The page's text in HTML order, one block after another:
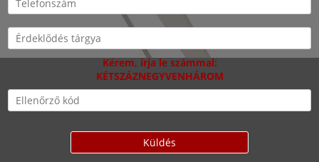
Kérem, írja le számmal:
KÉTSZÁZNEGYVENHÁROM